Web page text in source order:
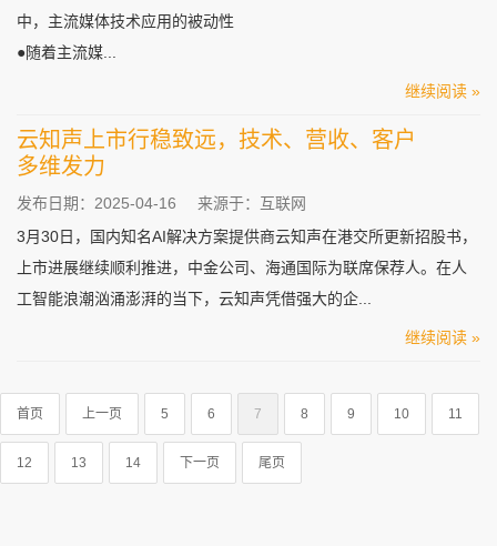
中，主流媒体技术应用的被动性
●随着主流媒...
继续阅读 »
云知声上市行稳致远，技术、营收、客户
多维发力
发布日期：2025-04-16
来源于：互联网
3月30日，国内知名AI解决方案提供商云知声在港交所更新招股书，
上市进展继续顺利推进，中金公司、海通国际为联席保荐人。在人
工智能浪潮汹涌澎湃的当下，云知声凭借强大的企...
继续阅读 »
首页 上一页 5 6 7 8 9 10 11
12 13 14 下一页 尾页